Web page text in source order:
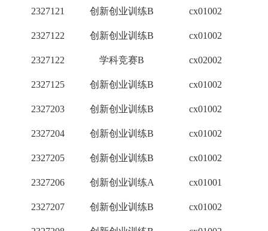
2327121 创新创业训练B cx01002
2327122 创新创业训练B cx01002
2327122 学科竞赛B cx02002
2327125 创新创业训练B cx01002
2327203 创新创业训练B cx01002
2327204 创新创业训练B cx01002
2327205 创新创业训练B cx01002
2327206 创新创业训练A cx01001
2327207 创新创业训练B cx01002